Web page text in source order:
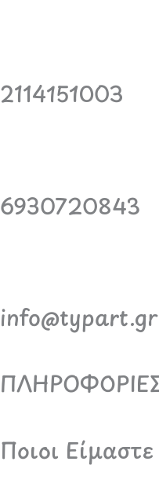
2114151003
6930720843
info@typart.gr
Ποιοι Είμαστε